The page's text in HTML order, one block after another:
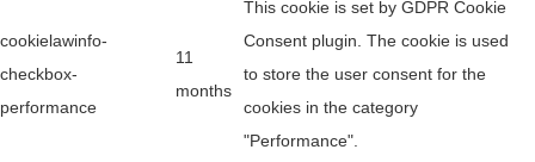
cookielawinfo-
checkbox-
performance
11
months
This cookie is set by GDPR Cookie
Consent plugin. The cookie is used
to store the user consent for the
cookies in the category
"Performance".